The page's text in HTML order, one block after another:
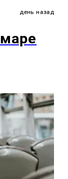
день назад